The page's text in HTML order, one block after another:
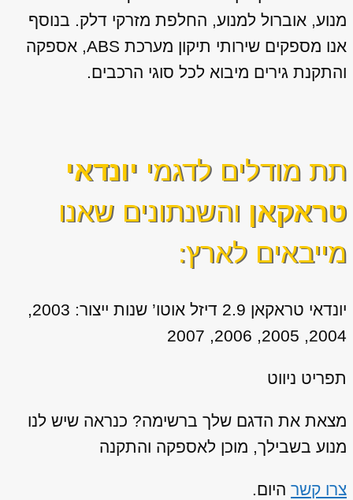
מנוע, אוברול למנוע, החלפת מזרקי דלק. בנוסף
אנו מספקים שירותי תיקון מערכת ABS, אספקה
והתקנת גירים מיבוא לכל סוגי הרכבים.
תת מודלים לדגמי יונדאי
טראקאן והשנתונים שאנו
מייבאים לארץ:
יונדאי טראקאן 2.9 דיזל אוטו’ שנות ייצור: 2003,
2004, 2005, 2006, 2007
תפריט ניווט
מצאת את הדגם שלך ברשימה? כנראה שיש לנו
מנוע בשבילך, מוכן לאספקה והתקנה
צרו קשר היום.